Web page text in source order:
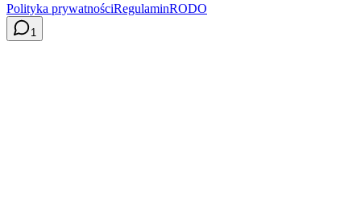
Polityka prywatnościRegulaminRODO
1